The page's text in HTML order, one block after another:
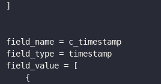
]
field_name = c_timestamp
field_type = timestamp
field_value = [
{